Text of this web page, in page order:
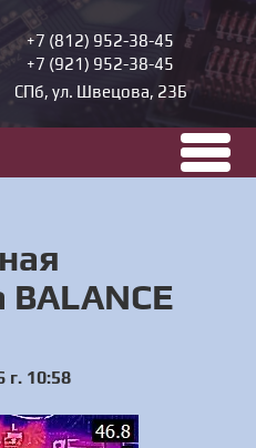
+7 (812) 952-38-45
+7 (921) 952-38-45
СПб, ул. Швецова, 23Б
10:58